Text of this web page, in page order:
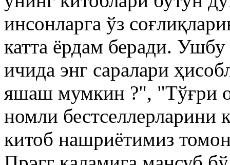
инсонларга ўз
катта ёрдам беради.
ичида энг саралари
яшаш мумкин ?", "Тўғри
номли бестселлерларини
китоб нашриётимиз